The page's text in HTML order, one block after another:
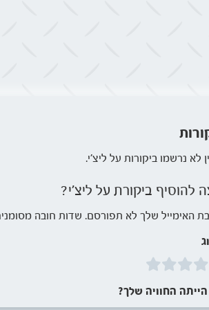
לא נרשמו ביקורות על ליצ׳י.
להוסיף ביקורת על ליצ׳י?
האימייל שלך לא תפורסם. שדות חובה
החוויה שלך?